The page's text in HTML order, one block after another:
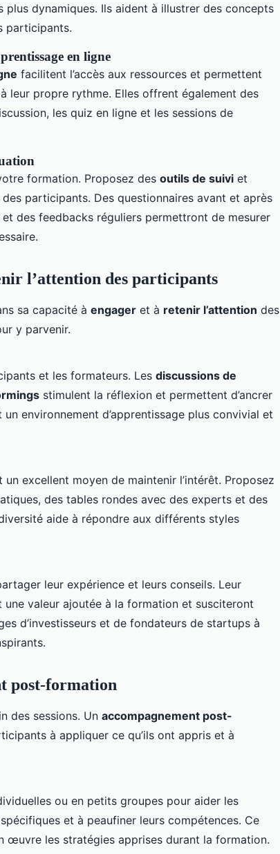
plus dynamiques. Ils aident à illustrer des concepts
participants.
en ligne
facilitent l’accès aux ressources et permettent
leur propre rythme. Elles offrent également des
les quiz en ligne et les sessions de
formation. Proposez des outils de suivi et
participants. Des questionnaires avant et après
des feedbacks réguliers permettront de mesurer
l’attention des participants
sa capacité à engager et à retenir l’attention des
y parvenir.
et les formateurs. Les discussions de
stimulent la réflexion et permettent d’ancrer
environnement d’apprentissage plus convivial et
excellent moyen de maintenir l’intérêt. Proposez
des tables rondes avec des experts et des
aide à répondre aux différents styles
leur expérience et leurs conseils. Leur
valeur ajoutée à la formation et susciteront
d’investisseurs et de fondateurs de startups à
post-formation
des sessions. Un accompagnement post-
à appliquer ce qu’ils ont appris et à
ou en petits groupes pour aider les
et à peaufiner leurs compétences. Ce
œuvre les stratégies apprises durant la formation.